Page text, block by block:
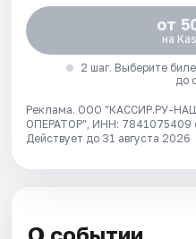
от
на
2 шаг. Выберите
до
Реклама. ООО "КАССИР.РУ-
ОПЕРАТОР", ИНН: 7841075409
Действует до 31 августа 2026